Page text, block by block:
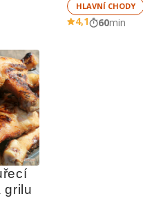
HLAVNÍ CHODY
4,1 60min
grilu